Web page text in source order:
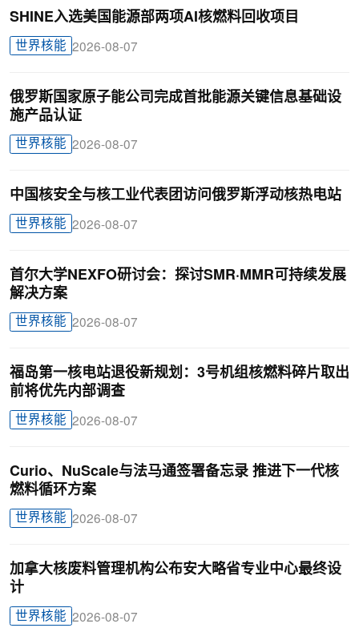
SHINE入选美国能源部两项AI核燃料回收项目
世界核能 2026-08-07
俄罗斯国家原子能公司完成首批能源关键信息基础设
施产品认证
世界核能 2026-08-07
中国核安全与核工业代表团访问俄罗斯浮动核热电站
世界核能 2026-08-07
首尔大学NEXFO研讨会：探讨SMR·MMR可持续发展
解决方案
世界核能 2026-08-07
福岛第一核电站退役新规划：3号机组核燃料碎片取出
前将优先内部调查
世界核能 2026-08-07
Curio、NuScale与法马通签署备忘录 推进下一代核
燃料循环方案
世界核能 2026-08-07
加拿大核废料管理机构公布安大略省专业中心最终设
计
世界核能 2026-08-07